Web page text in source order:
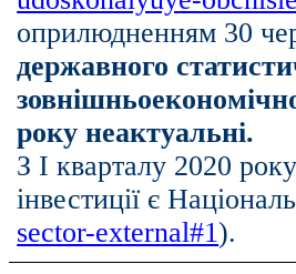
оприлюдненням 30
державного
року неактуальні.
З І кварталу 2020
інвестиції є
sector-external#1).